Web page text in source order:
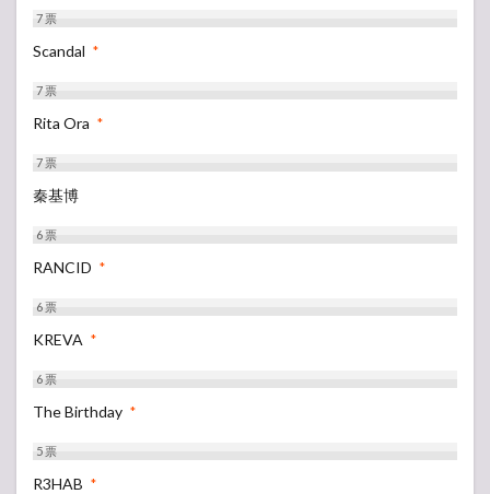
7票
Scandal *
7票
Rita Ora *
7票
秦基博
6票
RANCID *
6票
KREVA *
6票
The Birthday *
5票
R3HAB *